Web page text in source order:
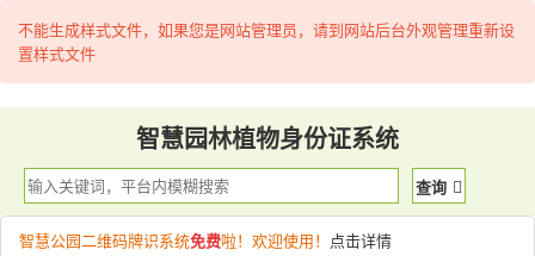
不能生成样式文件，如果您是网站管理员，请到网站后台外观管理重新设
置样式文件
智慧园林植物身份证系统
查询
智慧公园二维码牌识系统免费啦！欢迎使用！ 点击详情